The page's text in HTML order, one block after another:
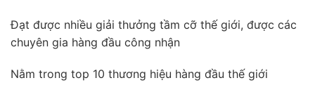
Đạt được nhiều giải thưởng tầm cỡ thế giới, được các
chuyên gia hàng đầu công nhận
Nằm trong top 10 thương hiệu hàng đầu thế giới